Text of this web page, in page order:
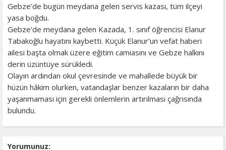
Gebze’de bugün meydana gelen servis kazası, tüm ilçeyi
yasa boğdu.
Gebze'de meydana gelen Kazada, 1. sınıf öğrencisi Elanur
Tabakoğlu hayatını kaybetti. Küçük Elanur’un vefat haberi
ailesi başta olmak üzere eğitim camiasını ve Gebze halkını
derin üzüntüye sürükledi.
Olayın ardından okul çevresinde ve mahallede büyük bir
hüzün hâkim olurken, vatandaşlar benzer kazaların bir daha
yaşanmaması için gerekli önlemlerin artırılması çağrısında
bulundu.
Yorumunuz: